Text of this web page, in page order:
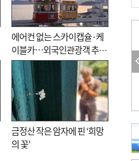
에어컨 없는 스카이캡슐·케
이블카…외국인관광객 추억
대신 고역 될라
금정산 작은 암자에 핀 ‘희망
의 꽃’